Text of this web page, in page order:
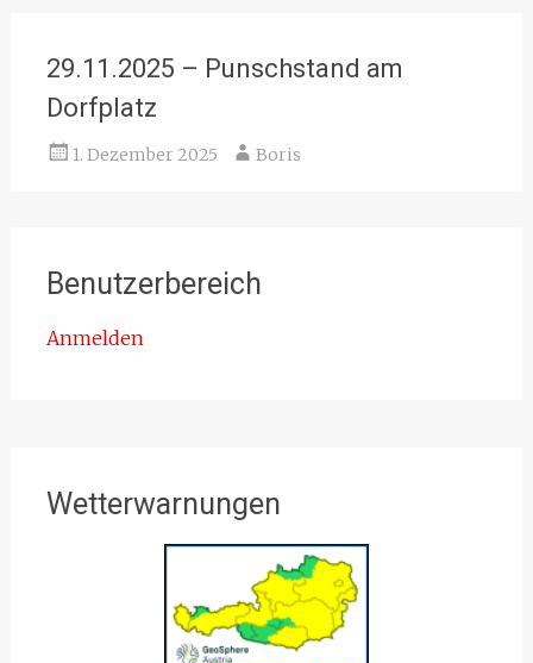
29.11.2025 – Punschstand am
Dorfplatz
1. Dezember 2025 Boris
Benutzerbereich
Anmelden
Wetterwarnungen